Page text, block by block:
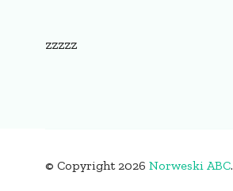
zzzzz
© Copyright 2026 Norweski ABC.